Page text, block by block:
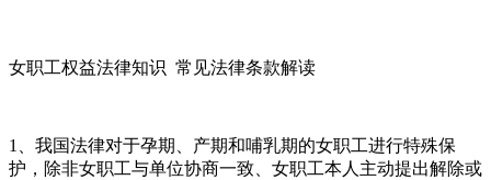
女职工权益法律知识 常见法律条款解读
1、我国法律对于孕期、产期和哺乳期的女职工进行特殊保
护，除非女职工与单位协商一致、女职工本人主动提出解除或